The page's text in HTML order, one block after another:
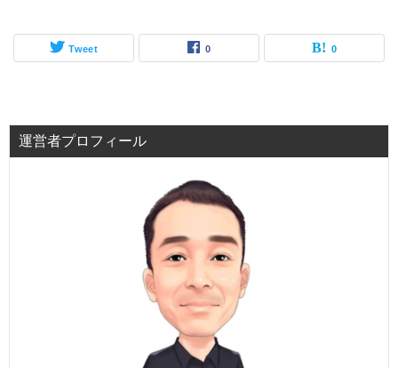
Tweet 0 0
運営者プロフィール